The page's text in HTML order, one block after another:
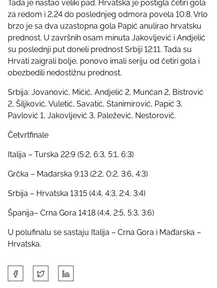
Tada je nastao veliki pad. Hrvatska je postigla četiri gola
za redom i 2,24 do poslednjeg odmora povela 10:8. Vrlo
brzo je sa dva uzastopna gola Papić anulirao hrvatsku
prednost. U završnih osam minuta Jakovljević i Andjelić
su poslednji put doneli prednost Srbiji 12:11. Tada su
Hrvati zaigrali bolje, ponovo imali seriju od četiri gola i
obezbedili nedostižnu prednost.
Srbija: Jovanović, Mićić, Andjelić 2, Munćan 2, Bistrović
2, Šiljković, Vuletić, Savatić, Stanimirović, Papić 3,
Pavlović 1, Jakovljević 3, Paležević, Nestorovič.
Četvrtfinale
Italija – Turska 22:9 (5:2, 6:3, 5:1, 6:3)
Grčka – Mađarska 9:13 (2:2, 0:2, 3:6, 4:3)
Srbija – Hrvatska 13:15 (4:4, 4:3, 2:4, 3:4)
Španija– Crna Gora 14:18 (4:4, 2:5, 5:3, 3:6)
U polufinalu se sastaju Italija – Crna Gora i Mađarska –
Hrvatska.
h